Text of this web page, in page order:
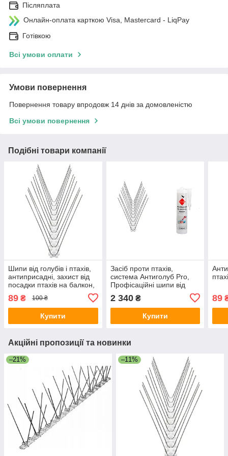
Післяплата
Онлайн-оплата карткою Visa, Mastercard - LiqPay
Готівкою
Всі умови оплати
Умови повернення
Повернення товару впродовж 14 днів за домовленістю
Всі умови повернення
Подібні товари компанії
Шипи від голубів і птахів,
антиприсадні, захист від
посадки птахів на балкон,
89 ₴ 100 ₴
Купити
Засіб проти птахів,
система Антиголуб Pro,
Профісаційні шипи від
птахів 10 м + клей Jacopic
300 мл
2 340₴
Купити
89
Акційні пропозиції та новинки
–21% –11%